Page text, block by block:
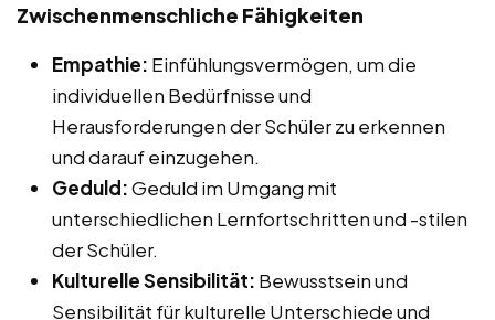
Zwischenmenschliche Fähigkeiten
Empathie: Einfühlungsvermögen, um die
individuellen Bedürfnisse und
Herausforderungen der Schüler zu erkennen
und darauf einzugehen.
Geduld:Geduld im Umgang mit
unterschiedlichen Lernfortschritten und -stilen
der Schüler.
Kulturelle Sensibilität: Bewusstsein und
Sensibilität für kulturelle Unterschiede und